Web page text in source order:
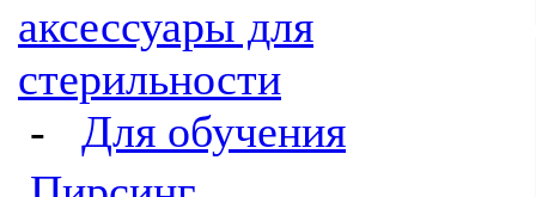
аксессуары для
стерильности
- Для обучения